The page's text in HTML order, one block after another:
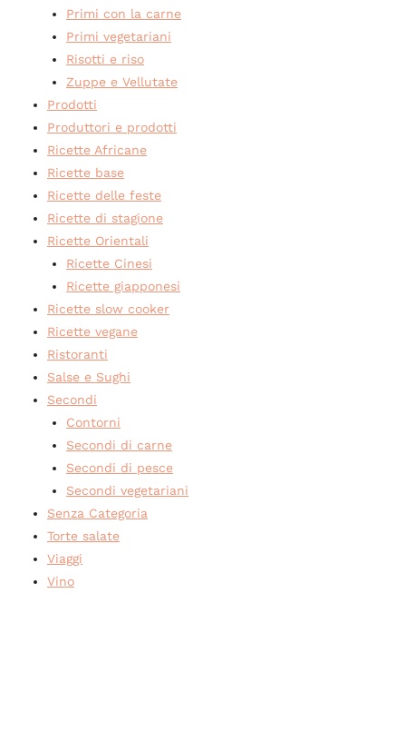
Primi con la carne
Primi vegetariani
Risotti e riso
Zuppe e Vellutate
Prodotti
Produttori e prodotti
Ricette Africane
Ricette base
Ricette delle feste
Ricette di stagione
Ricette Orientali
Ricette Cinesi
Ricette giapponesi
Ricette slow cooker
Ricette vegane
Ristoranti
Salse e Sughi
Secondi
Contorni
Secondi di carne
Secondi di pesce
Secondi vegetariani
Senza Categoria
Torte salate
Viaggi
Vino